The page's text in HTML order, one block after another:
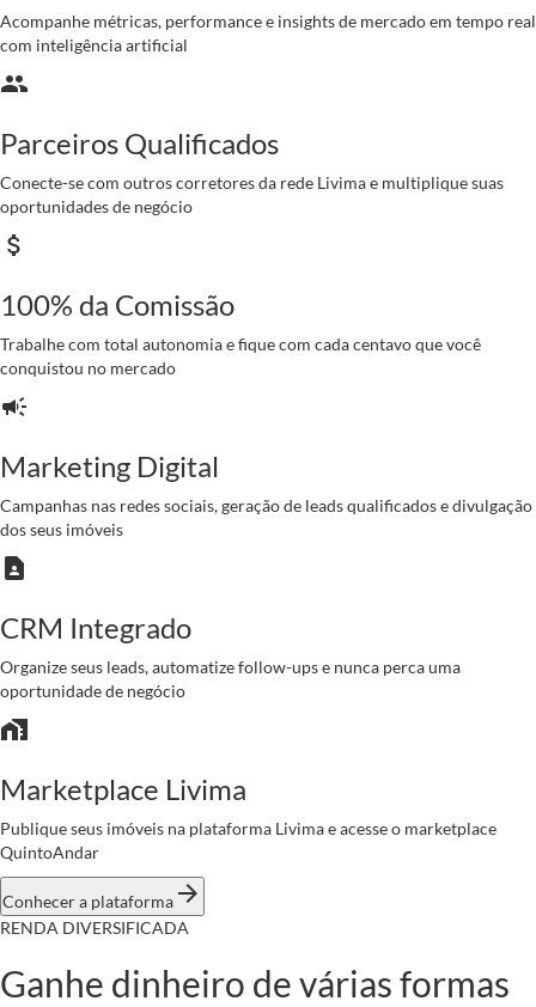
Acompanhe métricas, performance e insights de mercado em tempo real
com inteligência artificial
group
Parceiros Qualificados
Conecte-se com outros corretores da rede Livima e multiplique suas
oportunidades de negócio
attach_money
100% da Comissão
Trabalhe com total autonomia e fique com cada centavo que você
conquistou no mercado
campaign
Marketing Digital
Campanhas nas redes sociais, geração de leads qualificados e divulgação
dos seus imóveis
contact_page
CRM Integrado
Organize seus leads, automatize follow-ups e nunca perca uma
oportunidade de negócio
home_work
Marketplace Livima
Publique seus imóveis na plataforma Livima e acesse o marketplace
QuintoAndar
Conhecer a plataforma arrow_forward
RENDA DIVERSIFICADA
Ganhe dinheiro de várias formas